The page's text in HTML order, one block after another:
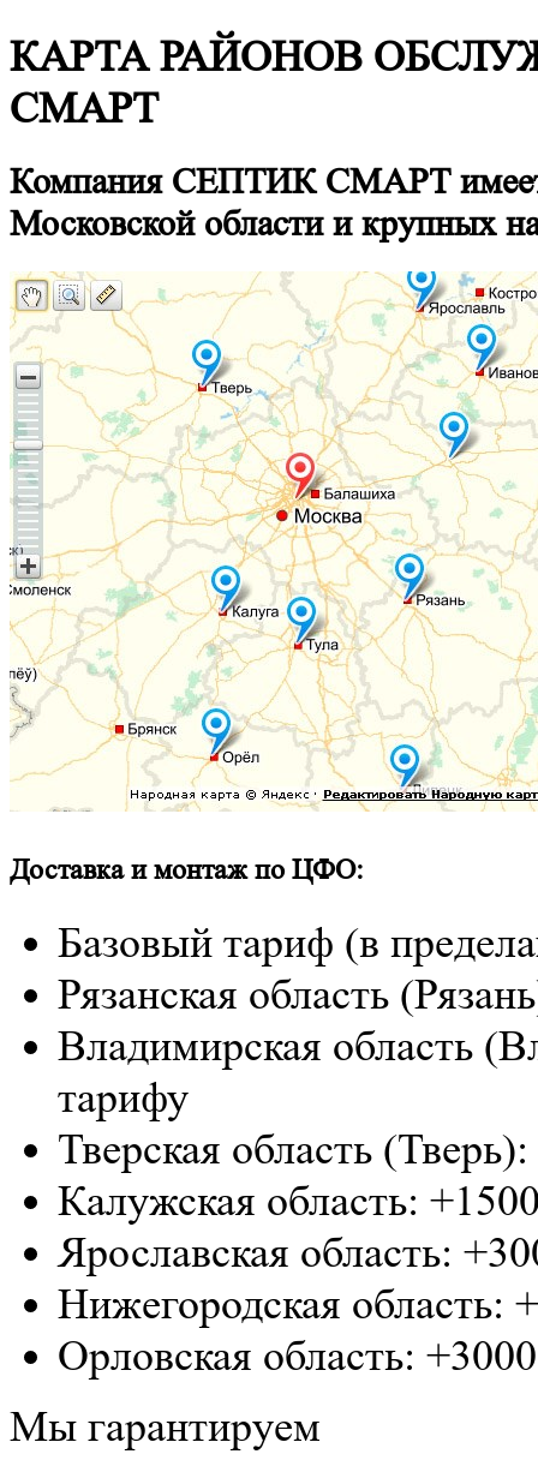
КАРТА РАЙОНОВ
СМАРТ
Компания СЕПТИК СМАРТ имеет
Московской области и крупных
Доставка и монтаж по ЦФО:
Базовый тариф (в
Рязанская область
Владимирская область
тарифу
Тверская область
Калужская область:
Ярославская область:
Нижегородская область:
Орловская область:
Мы гарантируем